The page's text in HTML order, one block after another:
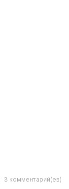
3 комментарий(ев)